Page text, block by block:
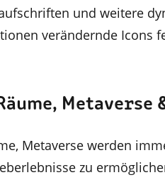
und weitere
verändernde Icons
Metaverse
Metaverse werden
zu